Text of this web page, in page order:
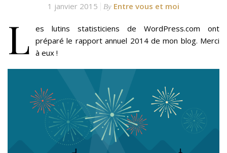
1 janvier 2015 By Entre vous et moi
L es lutins statisticiens de WordPress.com ont
préparé le rapport annuel 2014 de mon blog. Merci
à eux !